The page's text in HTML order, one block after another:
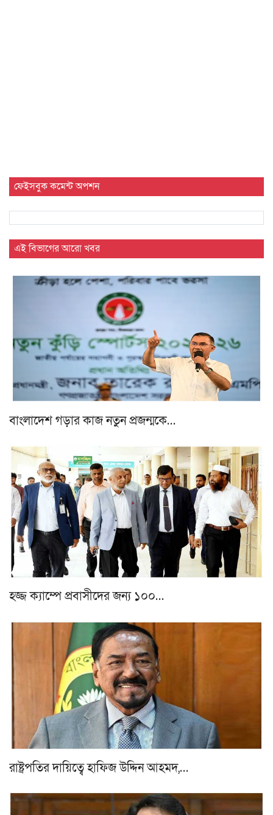
ফেইসবুক কমেন্ট অপশন
এই বিভাগের আরো খবর
বাংলাদেশ গড়ার কাজ নতুন প্রজন্মকে…
হজ্জ ক্যাম্পে প্রবাসীদের জন্য ১০০…
রাষ্ট্রপতির দায়িত্বে হাফিজ উদ্দিন আহমদ,…